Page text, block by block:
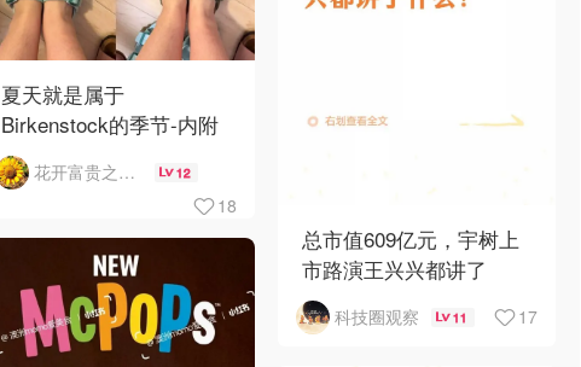
夏天就是属于
Birkenstock的季节-内附
如何选择
花开富贵之Mo个Mo 12
18
总市值609亿元，宇树上
市路演王兴兴都讲了
科技圈观察 11 17